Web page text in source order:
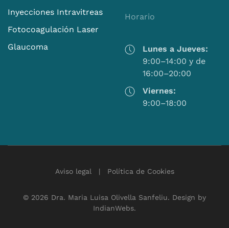
Inyecciones Intravitreas
Fotocoagulación Laser
Glaucoma
Horario
Lunes a Jueves:
9:00–14:00 y de
16:00–20:00
Viernes:
9:00–18:00
Aviso legal | Política de Cookies
© 2026 Dra. Maria Luisa Olivella Sanfeliu. Design by
IndianWebs.